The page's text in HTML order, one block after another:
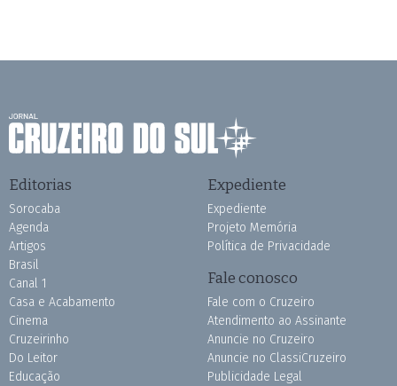
Editorias
Sorocaba
Agenda
Artigos
Brasil
Canal 1
Casa e Acabamento
Cinema
Cruzeirinho
Do Leitor
Educação
Expediente
Expediente
Projeto Memória
Política de Privacidade
Fale conosco
Fale com o Cruzeiro
Atendimento ao Assinante
Anuncie no Cruzeiro
Anuncie no ClassiCruzeiro
Publicidade Legal